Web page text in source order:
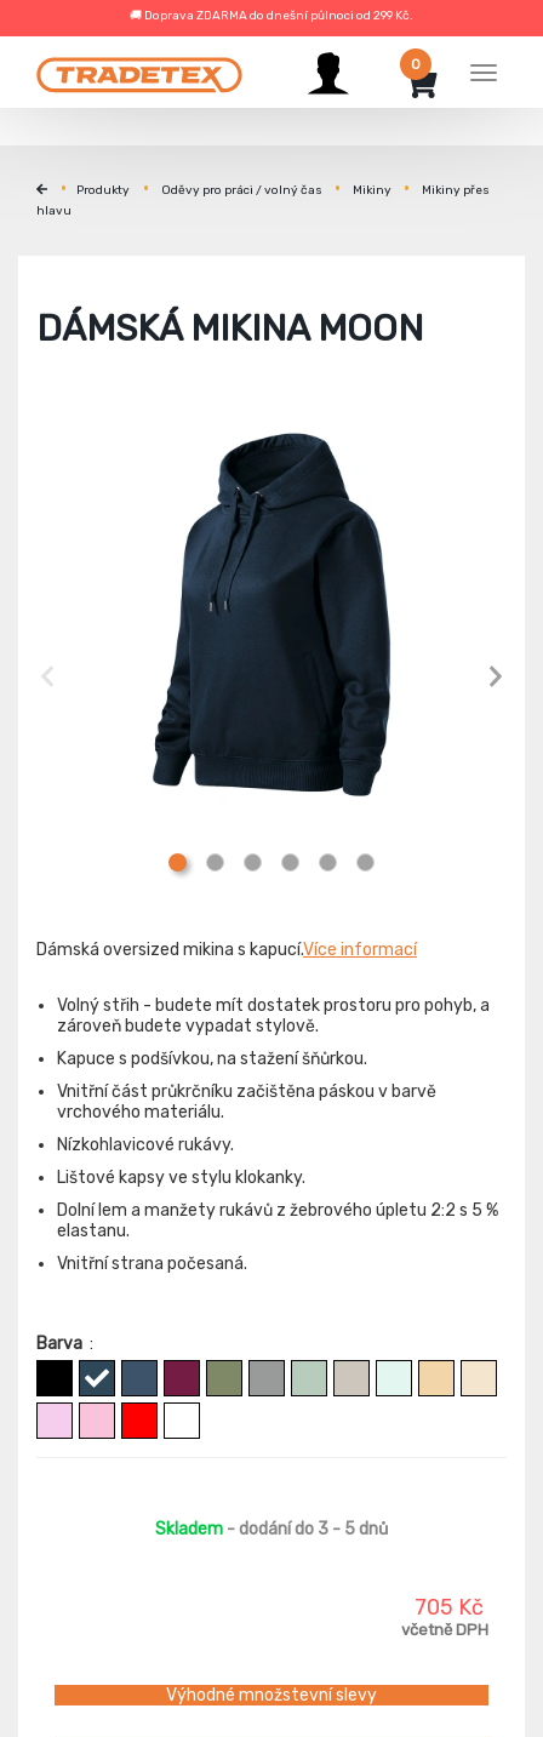
🚚 Doprava ZDARMA do dnešní půlnoci od 299 Kč.
Menu
0
Produkty Oděvy pro práci / volný čas Mikiny
Mikiny přes
hlavu
DÁMSKÁ MIKINA MOON
Dámská oversized mikina s kapucí.Více informací
Volný střih - budete mít dostatek prostoru pro pohyb, a
zároveň budete vypadat stylově.
Kapuce s podšívkou, na stažení šňůrkou.
Vnitřní část průkrčníku začištěna páskou v barvě
vrchového materiálu.
Nízkohlavicové rukávy.
Lištové kapsy ve stylu klokanky.
Dolní lem a manžety rukávů z žebrového úpletu 2:2 s 5 %
elastanu.
Vnitřní strana počesaná.
Barva :
Skladem - dodání do 3 - 5 dnů
705 Kč
včetně DPH
Výhodné množstevní slevy